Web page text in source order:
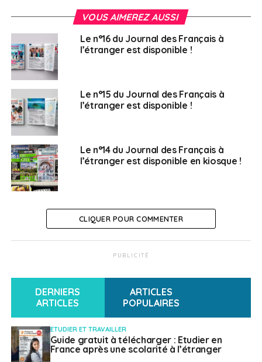
cafeyn.co
Liste des points de venteici
SUJETS ASSOCIÉS:
JOURNAL DES FRANÇAIS À L'ÉTRANGER
A SUIVRE
Sécurité dans le monde : gros plan sur les zones
de vigilance du 10 au 15 août
NE RATEZ PAS
« La CCI de Montréal n’est pas un village
gaulois ! »
Français à l'étranger
VOUS AIMEREZ AUSSI
Le n°16 du Journal des Français à
l’étranger est disponible !
Le n°15 du Journal des Français à
l’étranger est disponible !
Le n°14 du Journal des Français à
l’étranger est disponible en kiosque !
CLIQUER POUR COMMENTER
PUBLICITÉ
DERNIERS
ARTICLES
ARTICLES
POPULAIRES
ETUDIER ET TRAVAILLER
Guide gratuit à télécharger : Etudier en
France après une scolarité à l’étranger